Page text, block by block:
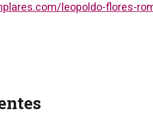
leopoldo-flores-